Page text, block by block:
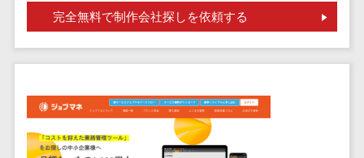
（EDR）>
UTM> 不正検知サービス>
業務全般
ジメントツール
遠隔サポート
ツール
完全無料で制作会社探しを依頼する